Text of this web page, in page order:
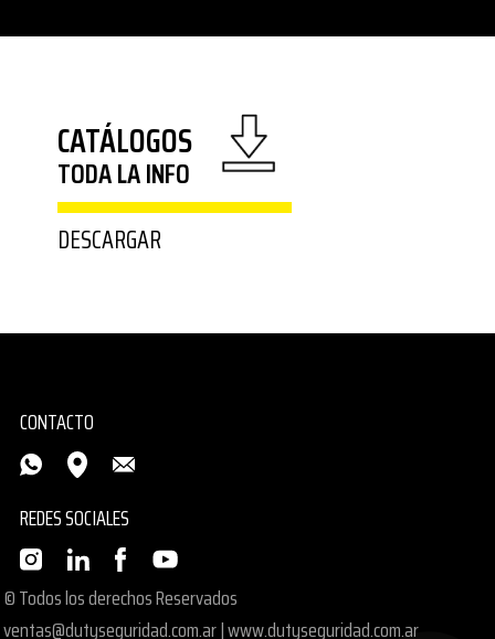
CATÁLOGOS
TODA LA INFO
DESCARGAR
CONTACTO
REDES SOCIALES
© Todos los derechos Reservados
ventas@dutyseguridad.com.ar|www.dutyseguridad.com.ar